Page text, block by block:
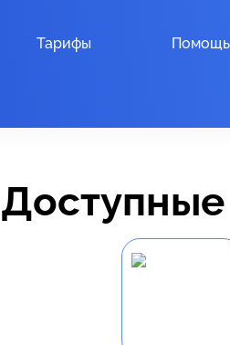
Тарифы Помощь